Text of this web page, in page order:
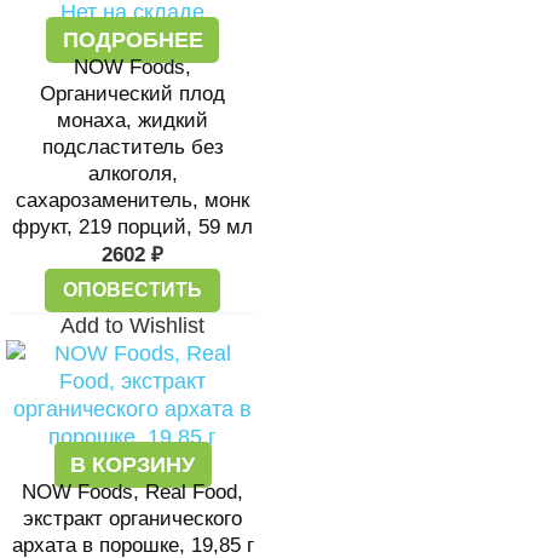
Нет на складе
ПОДРОБНЕЕ
NOW Foods,
Органический плод
монаха, жидкий
подсластитель без
алкоголя,
сахарозаменитель, монк
фрукт, 219 порций, 59 мл
2602 ₽
ОПОВЕСТИТЬ
Add to Wishlist
В КОРЗИНУ
NOW Foods, Real Food,
экстракт органического
архата в порошке, 19,85 г